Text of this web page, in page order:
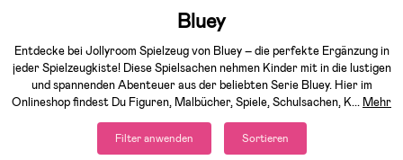
Bluey
Entdecke bei Jollyroom Spielzeug von Bluey – die perfekte Ergänzung in
jeder Spielzeugkiste! Diese Spielsachen nehmen Kinder mit in die lustigen
und spannenden Abenteuer aus der beliebten Serie Bluey. Hier im
Onlineshop findest Du Figuren, Malbücher, Spiele, Schulsachen, K... Mehr
Filter anwenden Sortieren